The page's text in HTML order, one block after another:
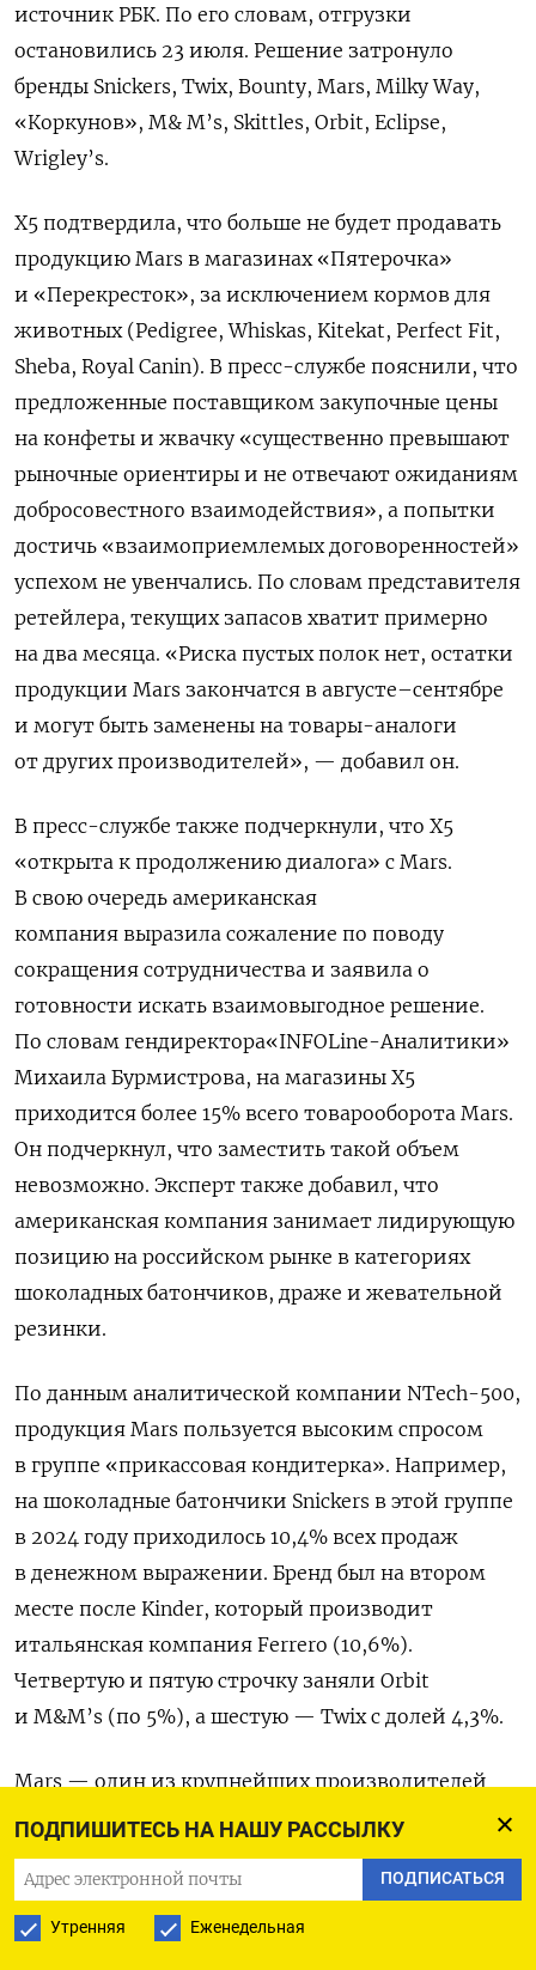
ПОДПИШИТЕСЬ НА НАШУ РАССЫЛКУ
ПОДПИСАТЬСЯ
Утренняя Еженедельная
источник РБК. По его словам, отгрузки
остановились 23 июля. Решение затронуло
бренды Snickers, Twix, Bounty, Mars, Milky Way,
«Коркунов», M& M’s, Skittles, Orbit, Eclipse,
Wrigley’s.
X5 подтвердила, что больше не будет продавать
продукцию Mars в магазинах «Пятерочка»
и «Перекресток», за исключением кормов для
животных (Pedigree, Whiskas, Kitekat, Perfect Fit,
Sheba, Royal Canin). В пресс-службе пояснили, что
предложенные поставщиком закупочные цены
на конфеты и жвачку «существенно превышают
рыночные ориентиры и не отвечают ожиданиям
добросовестного взаимодействия», а попытки
достичь «взаимоприемлемых договоренностей»
успехом не увенчались. По словам представителя
ретейлера, текущих запасов хватит примерно
на два месяца. «Риска пустых полок нет, остатки
продукции Mars закончатся в августе–сентябре
и могут быть заменены на товары-аналоги
от других производителей», — добавил он.
В пресс-службе также подчеркнули, что X5
«открыта к продолжению диалога» с Mars.
В свою очередь американская
компания выразила сожаление по поводу
сокращения сотрудничества и заявила о
готовности искать взаимовыгодное решение.
По словам гендиректора«INFOLine-Аналитики»
Михаила Бурмистрова, на магазины Х5
приходится более 15% всего товарооборота Mars.
Он подчеркнул, что заместить такой объем
невозможно. Эксперт также добавил, что
американская компания занимает лидирующую
позицию на российском рынке в категориях
шоколадных батончиков, драже и жевательной
резинки.
По данным аналитической компании NTech-500,
продукция Mars пользуется высоким спросом
в группе «прикассовая кондитерка». Например,
на шоколадные батончики Snickers в этой группе
в 2024 году приходилось 10,4% всех продаж
в денежном выражении. Бренд был на втором
месте после Kinder, который производит
итальянская компания Ferrero (10,6%).
Четвертую и пятую строчку заняли Orbit
и M&M’s (по 5%), а шестую — Twix с долей 4,3%.
Mars — один из крупнейших производителей
кондитерских изделий в мире. Компания
принадлежат фабрики в Московской,
Ленинградской, Ульяновской и Ростовской